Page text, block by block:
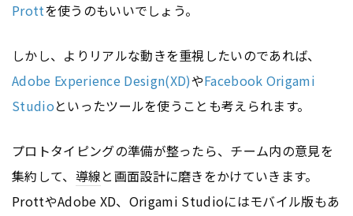
Prottを使うのもいいでしょう。
しかし、よりリアルな動きを重視したいのであれば、
Adobe Experience Design(XD)やFacebook Origami
Studioといったツールを使うことも考えられます。
プロトタイピングの準備が整ったら、チーム内の意見を
集約して、 導線と画面設計に磨きをかけていきます。
ProttやAdobe XD、Origami Studioにはモバイル版もあ